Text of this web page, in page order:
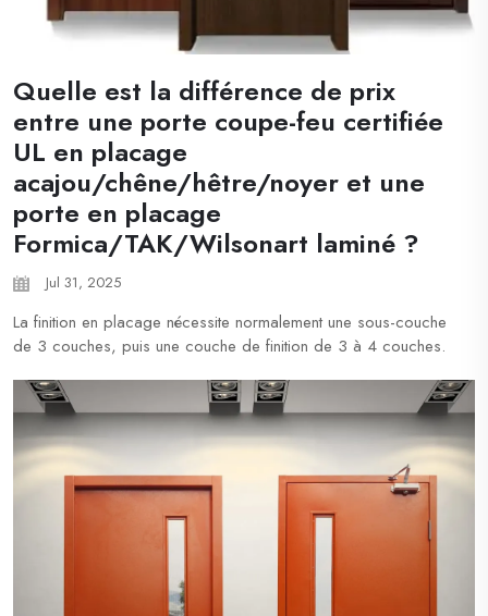
Quelle est la différence de prix
entre une porte coupe-feu certifiée
UL en placage
acajou/chêne/hêtre/noyer et une
porte en placage
Formica/TAK/Wilsonart laminé ?
Jul 31, 2025
La finition en placage nécessite normalement une sous-couche
de 3 couches, puis une couche de finition de 3 à 4 couches.
parfaite. Le placage entraîne donc des coûts de main-d'œuvre
plus élevés. La finition HPL est également appelée laminée
haute pression, une sorte de...